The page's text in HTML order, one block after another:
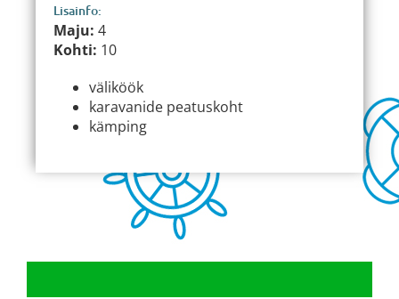
Lisainfo:
Maju: 4
Kohti: 10
väliköök
karavanide peatuskoht
kämping